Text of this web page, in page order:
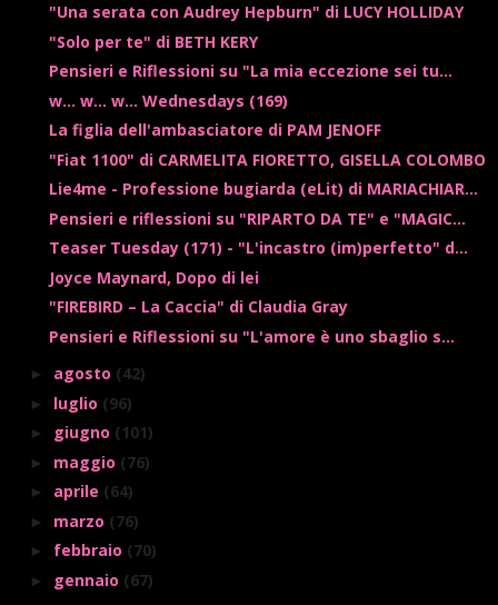
"Una serata con Audrey Hepburn" di LUCY HOLLIDAY
"Solo per te" di BETH KERY
Pensieri e Riflessioni su "La mia eccezione sei tu...
w... w... w... Wednesdays (169)
La figlia dell'ambasciatore di PAM JENOFF
"Fiat 1100" di CARMELITA FIORETTO, GISELLA COLOMBO
Lie4me - Professione bugiarda (eLit) di MARIACHIAR...
Pensieri e riflessioni su "RIPARTO DA TE" e "MAGIC...
Teaser Tuesday (171) - "L'incastro (im)perfetto" d...
Joyce Maynard, Dopo di lei
"FIREBIRD – La Caccia" di Claudia Gray
Pensieri e Riflessioni su "L'amore è uno sbaglio s...
► agosto (42)
► luglio (96)
► giugno (101)
► maggio (76)
► aprile (64)
► marzo (76)
► febbraio (70)
► gennaio (67)